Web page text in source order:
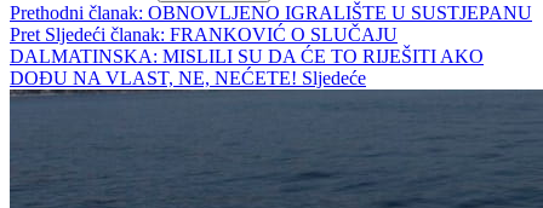
Prethodni članak: OBNOVLJENO IGRALIŠTE U SUSTJEPANU
Pret Sljedeći članak: FRANKOVIĆ O SLUČAJU
DALMATINSKA: MISLILI SU DA ĆE TO RIJEŠITI AKO
DOĐU NA VLAST, NE, NEĆETE! Sljedeće